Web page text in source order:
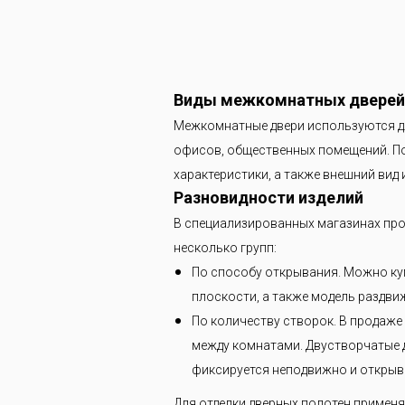
Виды межкомнатных дверей
Межкомнатные двери используются
офисов, общественных помещений.
характеристики, а также внешний вид
Разновидности изделий
В специализированных магазинах
несколько групп:
По способу открывания. Можно
плоскости, а также модель
По количеству створок. В
между комнатами. Двустворчатые
фиксируется неподвижно и